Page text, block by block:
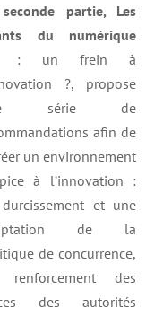
partie, Les
du numérique
: un frein à
?, propose
série de
afin de
un environnement
à l’innovation :
et une
de la
de concurrence,
des
des autorités